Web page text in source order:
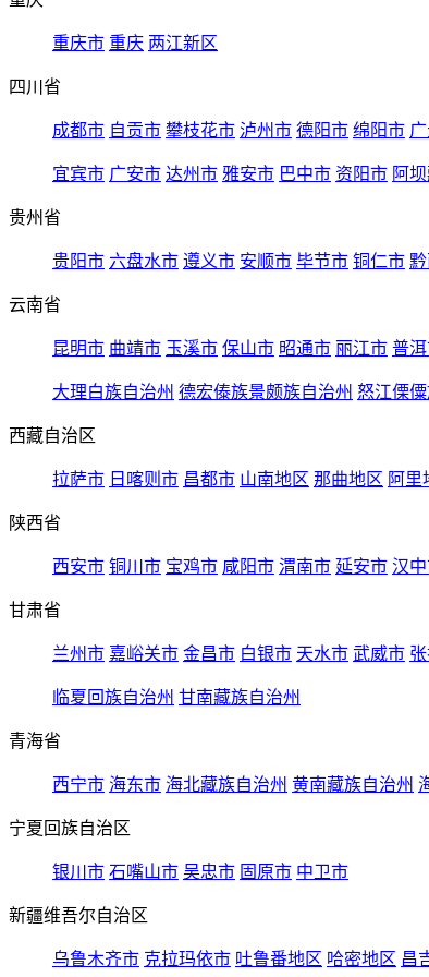
重庆市 重庆 两江新区
四川省
成都市 自贡市 攀枝花市 泸州市 德阳市 绵阳市
宜宾市 广安市 达州市 雅安市 巴中市 资阳市 阿
贵州省
贵阳市 六盘水市 遵义市 安顺市 毕节市 铜仁市
云南省
昆明市 曲靖市 玉溪市 保山市 昭通市 丽江市 普
大理白族自治州 德宏傣族景颇族自治州 怒江傈
西藏自治区
拉萨市 日喀则市 昌都市 山南地区 那曲地区 阿里
陕西省
西安市 铜川市 宝鸡市 咸阳市 渭南市 延安市 汉
甘肃省
兰州市 嘉峪关市 金昌市 白银市 天水市 武威市
临夏回族自治州 甘南藏族自治州
青海省
西宁市 海东市 海北藏族自治州 黄南藏族自治州
宁夏回族自治区
银川市 石嘴山市 吴忠市 固原市 中卫市
新疆维吾尔自治区
乌鲁木齐市 克拉玛依市 吐鲁番地区 哈密地区 昌